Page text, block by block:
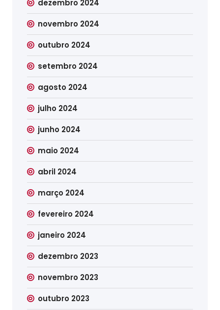
dezembro 2024
novembro 2024
outubro 2024
setembro 2024
agosto 2024
julho 2024
junho 2024
maio 2024
abril 2024
março 2024
fevereiro 2024
janeiro 2024
dezembro 2023
novembro 2023
outubro 2023